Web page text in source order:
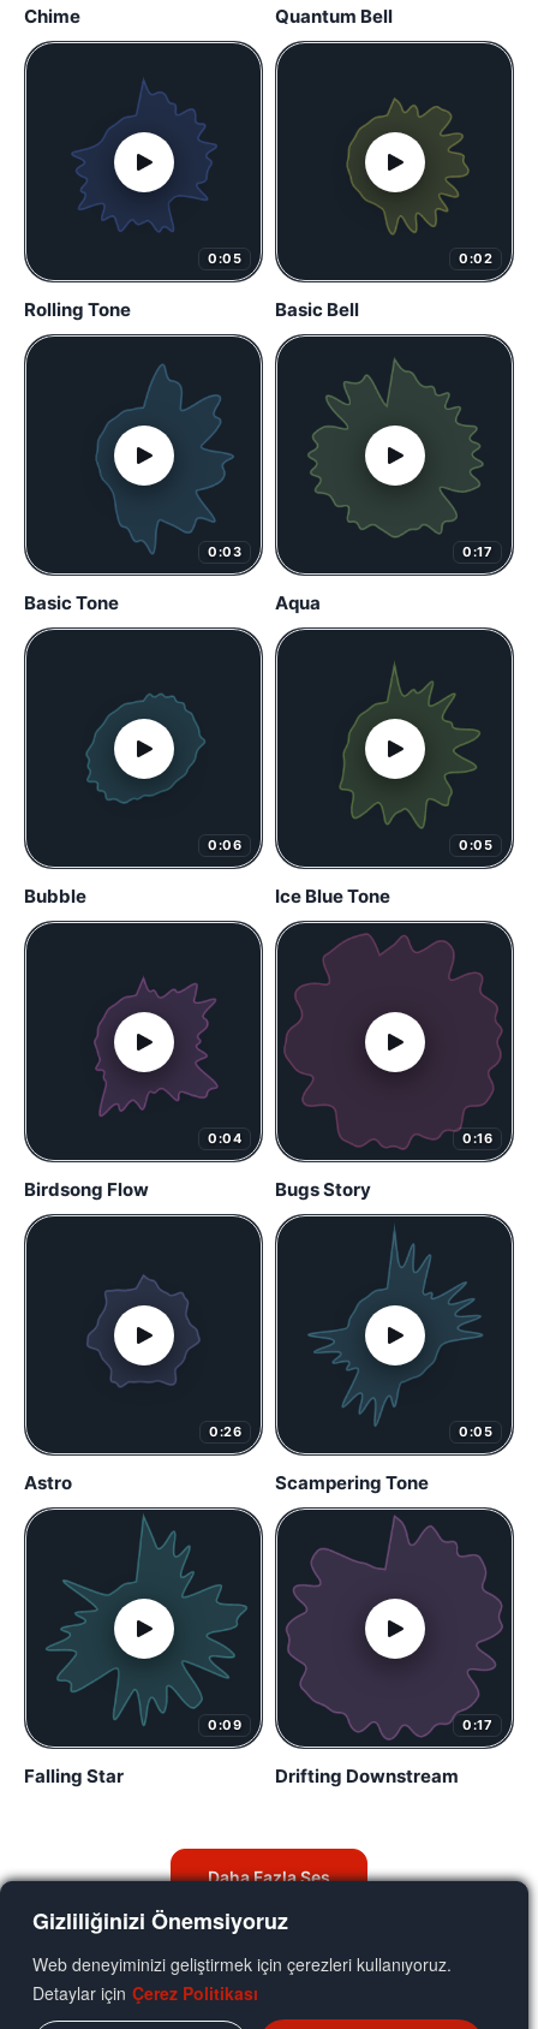
Gizliliğinizi Önemsiyoruz
Web deneyiminizi geliştirmek için çerezleri kullanıyoruz.
Detaylar için Çerez Politikası
Chime Quantum Bell
0:05
Rolling Tone
0:02
Basic Bell
0:03
Basic Tone
0:17
Aqua
0:06
Bubble
0:05
Ice Blue Tone
0:04
Birdsong Flow
0:16
Bugs Story
0:26
Astro
0:05
Scampering Tone
0:09
Falling Star
0:17
Drifting Downstream
Daha Fazla Ses